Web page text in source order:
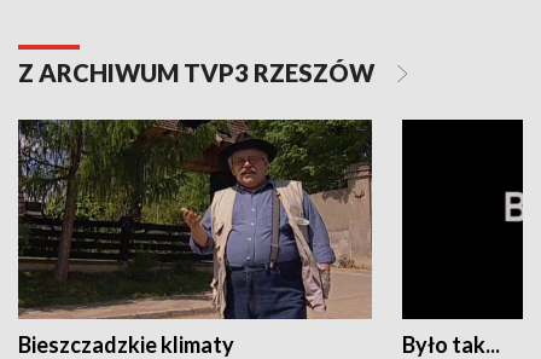
Z ARCHIWUM TVP3 RZESZÓW
Bieszczadzkie klimaty Było tak...